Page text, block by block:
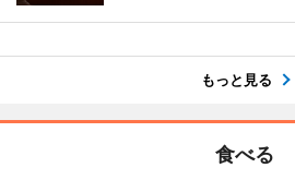
もっと見る
食べる